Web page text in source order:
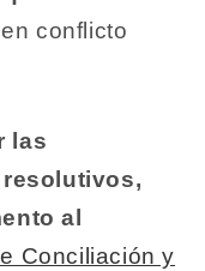
conflicto
las
al
Conciliación y